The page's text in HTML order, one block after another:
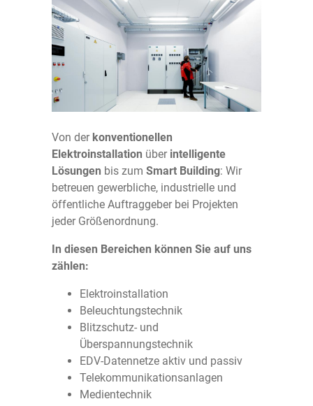
Energietechnik
Gebäudesystemtechnik
Sicherheitstechnik
Wartung & Service
Flughafentechnik
Produzierende Unternehmen
Über uns
Aktuelles
Kontakt
Impressum
Datenschutz
©2026 Lux-Power S.á.r.l.
Von der konventionellen
Elektroinstallation über intelligente
Lösungen bis zum Smart Building: Wir
betreuen gewerbliche, industrielle und
öffentliche Auftraggeber bei Projekten
jeder Größenordnung.
In diesen Bereichen können Sie auf uns
zählen:
Elektroinstallation
Beleuchtungstechnik
Blitzschutz- und
Überspannungstechnik
EDV-Datennetze aktiv und passiv
Telekommunikationsanlagen
Medientechnik